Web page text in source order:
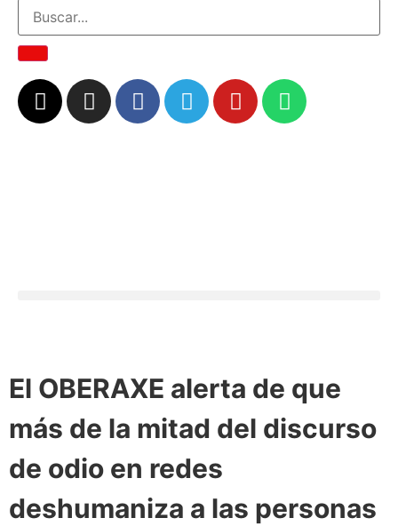
El OBERAXE alerta de que
más de la mitad del discurso
de odio en redes
deshumaniza a las personas